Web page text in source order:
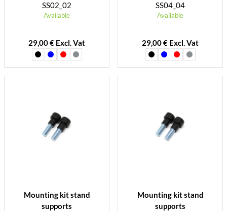
SS02_02
Available
29,00 € Excl. Vat
SS04_04
Available
29,00 € Excl. Vat
Mounting kit stand
supports
Mounting kit stand
supports